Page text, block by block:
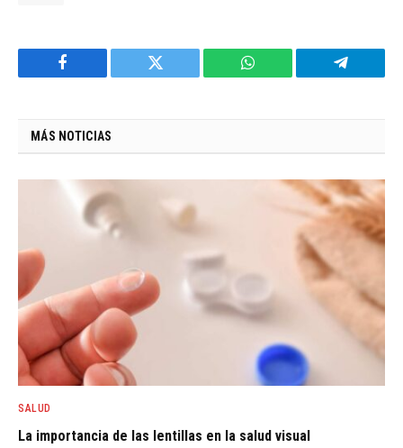
Facebook Twitter WhatsApp Telegram
MÁS NOTICIAS
SALUD
La importancia de las lentillas en la salud visual